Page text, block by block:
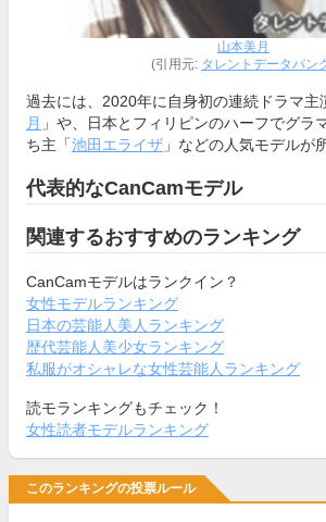
山本美月
(引用元: タレントデータバン
過去には、2020年に自身初の連続ドラマ主
月 」や、日本とフィリピンのハーフでグラ
ち主「池田エライザ 」などの人気モデルが
代表的なCanCamモデル
関連するおすすめのランキング
CanCamモデルはランクイン？
女性モデルランキング
日本の芸能人美人ランキング
歴代芸能人美少女ランキング
私服がオシャレな女性芸能人ランキング
読モランキングもチェック！
女性読者モデルランキング
このランキングの投票ルール